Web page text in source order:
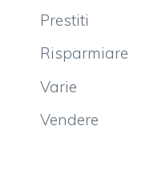
Prestiti
Risparmiare
Varie
Vendere